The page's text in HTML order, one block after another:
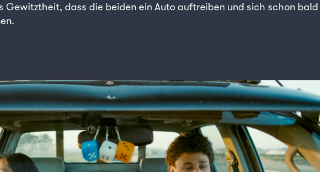
Gewitztheit, dass die beiden ein Auto auftreiben und sich schon bald